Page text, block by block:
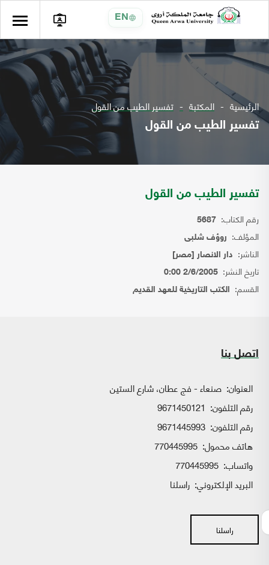
EN
الرئيسية المكتبة تفسير الطيب من القول
تفسير الطيب من القول
تفسير الطيب من القول
رقم الكتاب: 5687
المؤلف: روؤف شلبى
الناشر: دار الانصار [مصر]
تاريخ النشر: 2/6/2005 0:00
القسم: الكتب التاريخية للعهد القديم
اتصل بنا
العنوان: صنعاء - فج عطان، شارع الستين
رقم التلفون: 9671450121
رقم التلفون: 9671445993
هاتف محمول: 770445995
واتساب:
البريد الإلكتروني: راسلنا
راسلنا